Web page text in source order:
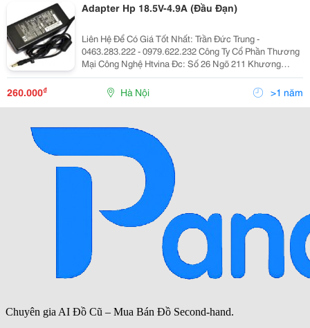
Adapter Hp 18.5V-4.9A (Đầu Đạn)
Liên Hệ Để Có Giá Tốt Nhất: Trần Đức Trung -
0463.283.222 - 0979.622.232 Công Ty Cổ Phần Thương
Mại Công Nghệ Htvina Đc: Số 26 Ngõ 211 Khương
Trung &Ndash; Thanh Xuân &Ndash; Hà Nội Yahoo
:Htvinakd3 Http ://Www.sieuthiht.com Trụ Sở Chính:
260.000₫ Hà Nội >1 năm